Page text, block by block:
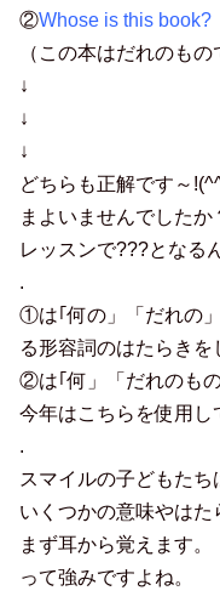
②Whose is this book?
（この本はだれのもの
↓
↓
↓
どちらも正解です～
まよいませんでした
レッスンで???となる
.
①は｢何の」「だれの
る形容詞のはたらきを
②は｢何」「だれのも
今年はこちらを使用し
.
スマイルの子どもたち
いくつかの意味やはた
まず耳から覚えます。
って強みですよね。